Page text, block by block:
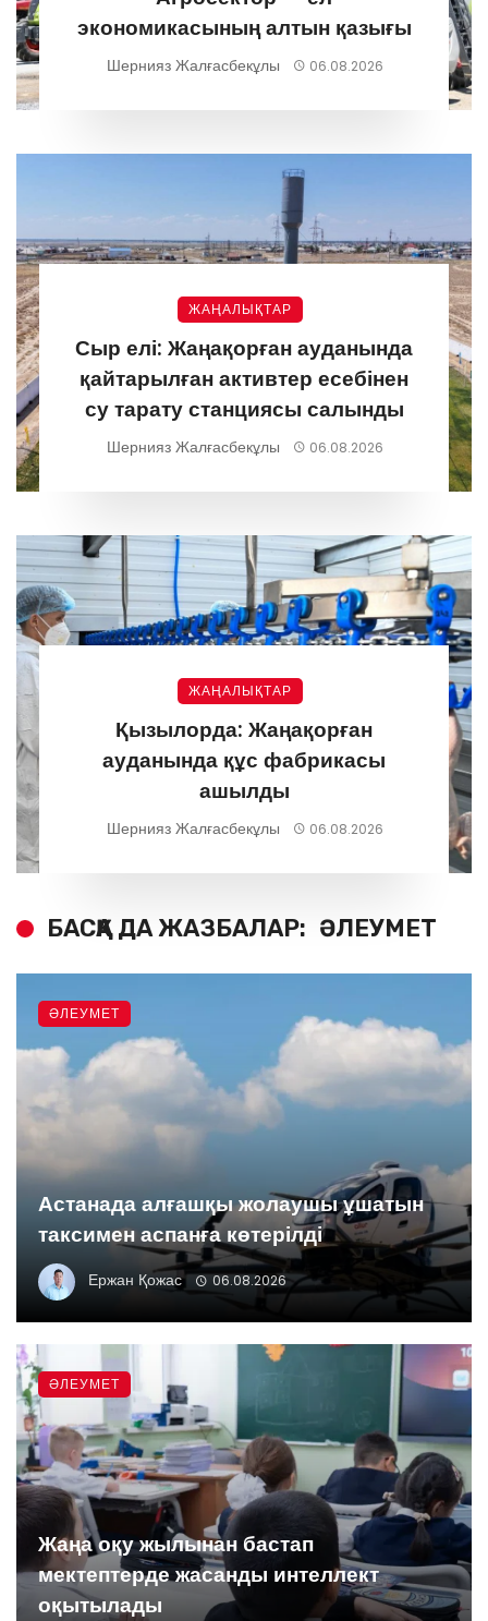
экономикасының алтын қазығы
Шернияз Жалғасбекұлы 06.08.2026
ЖАҢАЛЫҚТАР
Сыр елі: Жаңақорған ауданында
қайтарылған активтер есебінен
су тарату станциясы салынды
Шернияз Жалғасбекұлы 06.08.2026
ЖАҢАЛЫҚТАР
Қызылорда: Жаңақорған
ауданында құс фабрикасы
ашылды
Шернияз Жалғасбекұлы 06.08.2026
БАСҚА ДА ЖАЗБАЛАР: ӘЛЕУМЕТ
Астанада алғашқы жолаушы ұшатын
таксимен аспанға көтерілді
Ержан Қожас 06.08.2026
ӘЛЕУМЕТ
Жаңа оқу жылынан бастап
мектептерде жасанды интеллект
оқытылады
ӘЛЕУМЕТ